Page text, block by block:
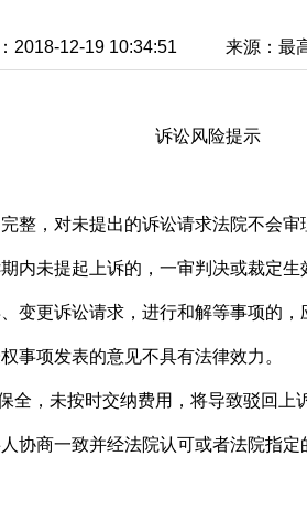
2018-12-19 10:34:51 来源：最
诉讼风险提示
，对未提出的诉讼请求法院不会审
未提起上诉的，一审判决或裁定生
更诉讼请求，进行和解等事项的，
事项发表的意见不具有法律效力。
，未按时交纳费用，将导致驳回上
商一致并经法院认可或者法院指定